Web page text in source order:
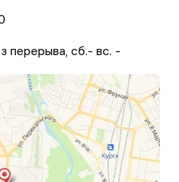
перерыва, сб.- вс. -